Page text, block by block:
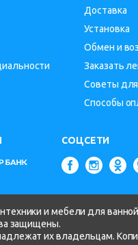
Доставка
Установка
Обмен и
Заказать
Советы
Способы
СОЦСЕТИ
и мебели для
защищены.
их владельцам.